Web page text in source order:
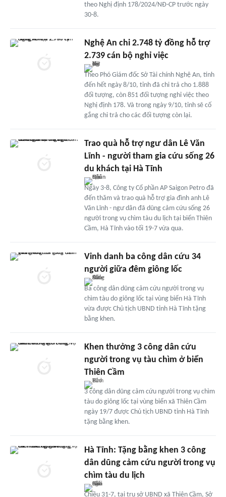
theo Nghị định 178/2024/NĐ-CP trước ngày
30-8.
Nghệ An chi 2.748 tỷ đồng hỗ trợ
2.739 cán bộ nghỉ việc
Theo Phó Giám đốc Sở Tài chính Nghệ An, tính
đến hết ngày 8/10, tỉnh đã chi trả cho 1.888
đối tượng, còn 851 đối tượng nghỉ việc theo
Nghị định 178. Và trong ngày 9/10, tỉnh sẽ cố
gắng chi trả cho các đối tượng còn lại.
Trao quà hỗ trợ ngư dân Lê Văn
Lĩnh - người tham gia cứu sống 26
du khách tại Hà Tĩnh
Ngày 3-8, Công ty Cổ phần AP Saigon Petro đã
đến thăm và trao quà hỗ trợ gia đình anh Lê
Văn Lĩnh - ngư dân đã dũng cảm cứu sống 26
người trong vụ chìm tàu du lịch tại biển Thiên
Cầm, Hà Tĩnh vào tối 19-7 vừa qua.
Vinh danh ba công dân cứu 34
người giữa đêm giông lốc
Ba công dân dũng cảm cứu người trong vụ
chìm tàu do giông lốc tại vùng biển Hà Tĩnh
vừa được Chủ tịch UBND tỉnh Hà Tĩnh tặng
bằng khen.
Khen thưởng 3 công dân cứu
người trong vụ tàu chìm ở biển
Thiên Cầm
3 công dân dũng cảm cứu người trong vụ chìm
tàu do giông lốc tại vùng biển xã Thiên Cầm
ngày 19/7 được Chủ tịch UBND tỉnh Hà Tĩnh
tặng bằng khen.
Hà Tĩnh: Tặng bằng khen 3 công
dân dũng cảm cứu người trong vụ
chìm tàu du lịch
Chiều 31-7, tại trụ sở UBND xã Thiên Cầm, Sở